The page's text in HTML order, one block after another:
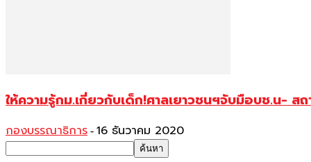
ให้ความรู้กม.เกี่ยวกับเด็ก!ศาลเยาวชนฯจับมือบช.น-
กองบรรณาธิการ - 16 ธันวาคม 2020